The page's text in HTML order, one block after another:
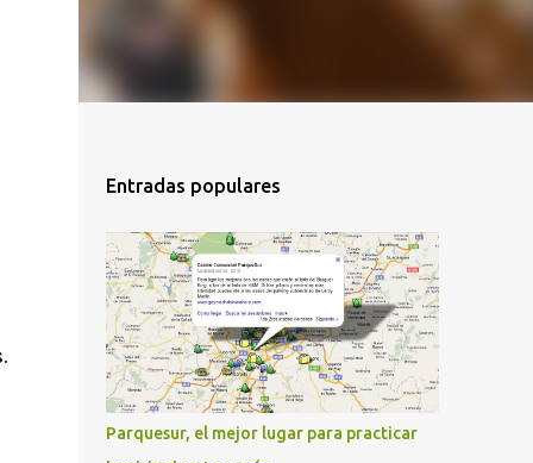
Entradas populares
Parquesur, el mejor lugar para practicar